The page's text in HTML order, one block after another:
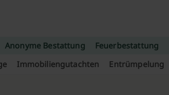
Anonyme Bestattung Feuerbestattung
Immobiliengutachten Entrümpelung